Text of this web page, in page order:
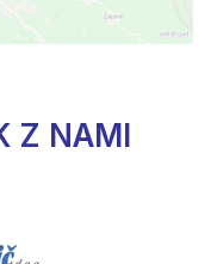
Z NAMI